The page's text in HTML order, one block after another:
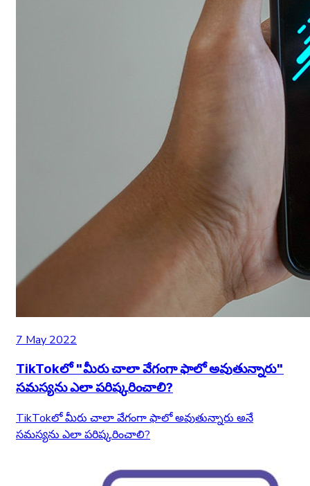
7 May 2022
TikTokలో "మీరు చాలా వేగంగా ఫాలో అవుతున్నారు"
సమస్యను ఎలా పరిష్కరించాలి?
TikTokలో మీరు చాలా వేగంగా ఫాలో అవుతున్నారు అనే
సమస్యను ఎలా పరిష్కరించాలి?